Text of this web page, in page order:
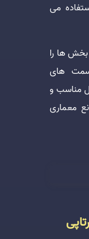
می
بخش ها را
های
مناسب و
معماری